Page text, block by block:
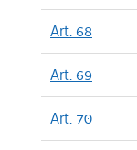
Art. 68
Art. 69
Art. 70